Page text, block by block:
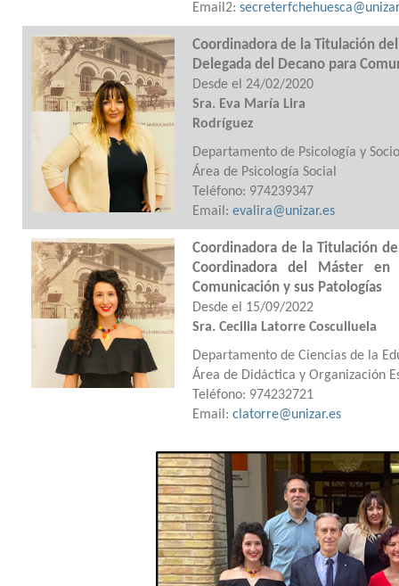
Email2:
Coordinadora de la Titulación
Delegada del Decano para
Desde el 24/02/2020
Sra. Eva María Lira
Rodríguez
Departamento de Psicología y
Área de Psicología Social
Teléfono: 974239347
Email: evalira@unizar.es
Coordinadora de la Titulación
Coordinadora del Máster en
Comunicación
Desde el 15/09/2022
Sra. Cecilia Latorre Cosculluela
Departamento de Ciencias de la
Área de Didáctica y Organización
Teléfono: 974232721
Email: clatorre@unizar.es